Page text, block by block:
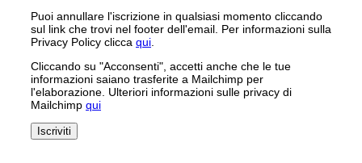
Puoi annullare l'iscrizione in qualsiasi momento cliccando
sul link che trovi nel footer dell'email. Per informazioni sulla
Privacy Policy clicca qui.
Cliccando su "Acconsenti", accetti anche che le tue
informazioni saiano trasferite a Mailchimp per
l'elaborazione. Ulteriori informazioni sulle privacy di
Mailchimp qui